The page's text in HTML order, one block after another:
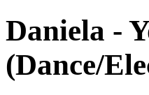
Daniela -
(Dance/